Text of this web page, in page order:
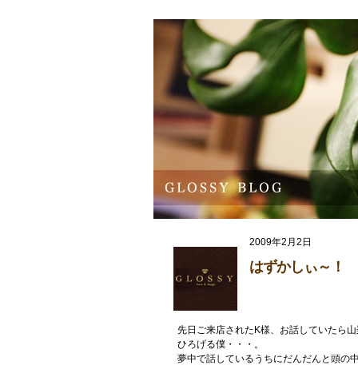
2009年2月2日
はずかしぃ～！
先日ご来店されたK様、お話していたら
ひろげる僕・・・。
夢中で話しているうちにだんだんと頭の